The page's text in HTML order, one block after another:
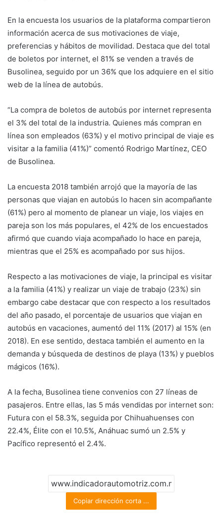
En la encuesta los usuarios de la plataforma compartieron
información acerca de sus motivaciones de viaje,
preferencias y hábitos de movilidad. Destaca que del total
de boletos por internet, el 81% se venden a través de
Busolinea, seguido por un 36% que los adquiere en el sitio
web de la línea de autobús.
“La compra de boletos de autobús por internet representa
el 3% del total de la industria. Quienes más compran en
línea son empleados (63%) y el motivo principal de viaje es
visitar a la familia (41%)” comentó Rodrigo Martínez, CEO
de Busolinea.
La encuesta 2018 también arrojó que la mayoría de las
personas que viajan en autobús lo hacen sin acompañante
(61%) pero al momento de planear un viaje, los viajes en
pareja son los más populares, el 42% de los encuestados
afirmó que cuando viaja acompañado lo hace en pareja,
mientras que el 25% es acompañado por sus hijos.
Respecto a las motivaciones de viaje, la principal es visitar
a la familia (41%) y realizar un viaje de trabajo (23%) sin
embargo cabe destacar que con respecto a los resultados
del año pasado, el porcentaje de usuarios que viajan en
autobús en vacaciones, aumentó del 11% (2017) al 15% (en
2018). En ese sentido, destaca también el aumento en la
demanda y búsqueda de destinos de playa (13%) y pueblos
mágicos (16%).
A la fecha, Busolinea tiene convenios con 27 líneas de
pasajeros. Entre ellas, las 5 más vendidas por internet son:
Futura con el 58.3%, seguida por Chihuahuenses con
22.4%, Élite con el 10.5%, Anáhuac sumó un 2.5% y
Pacífico representó el 2.4%.
Copiar dirección corta ...